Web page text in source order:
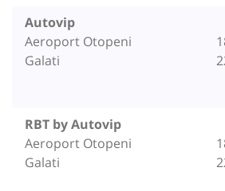
Autovip
Aeroport Otopeni
Galati
RBT by Autovip
Aeroport Otopeni
Galati